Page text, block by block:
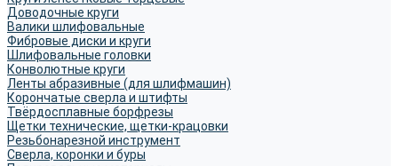
Доводочные круги
Валики шлифовальные
Фибровые диски и круги
Шлифовальные головки
Конволютные круги
Ленты абразивные (для шлифмашин)
Корончатые сверла и штифты
Твёрдосплавные борфрезы
Щетки технические, щетки-крацовки
Резьбонарезной инструмент
Сверла, коронки и буры